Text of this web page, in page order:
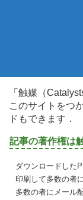
「触媒（
このサイトをつ
ドもできます．
記事の著作権は
ダウンロードした
印刷して多数の者
多数の者にメール